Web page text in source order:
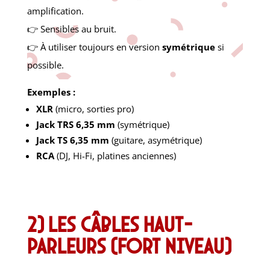
amplification.
👉 Sensibles au bruit.
👉 À utiliser toujours en version symétriquesi
possible.
Exemples :
XLR(micro, sorties pro)
Jack TRS 6,35 mm (symétrique)
Jack TS 6,35 mm (guitare, asymétrique)
RCA(DJ, Hi-Fi, platines anciennes)
2) Les câbles haut-
parleurs (fort niveau)